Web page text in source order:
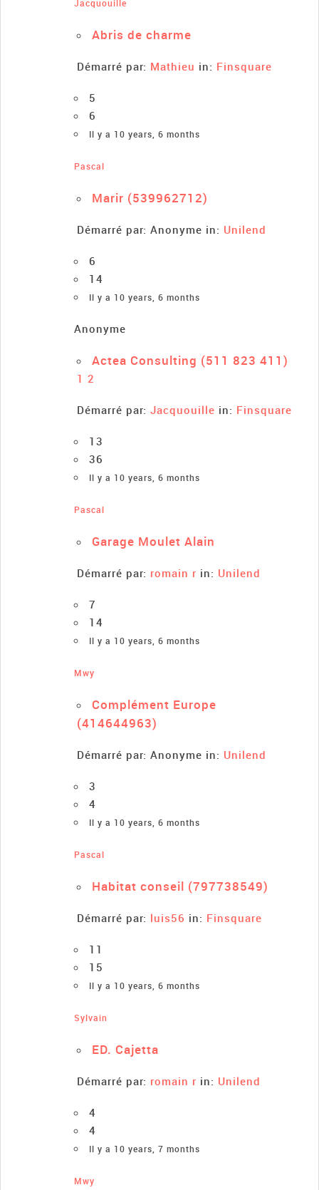
Jacquouille
Abris de charme
Démarré par: Mathieu in: Finsquare
5
6
Il y a 10 years, 6 months
Pascal
Marir (539962712)
Démarré par: Anonyme in: Unilend
6
14
Il y a 10 years, 6 months
Anonyme
Actea Consulting (511 823 411)
1 2
Démarré par: Jacquouille in: Finsquare
13
36
Il y a 10 years, 6 months
Pascal
Garage Moulet Alain
Démarré par: romain r in: Unilend
7
14
Il y a 10 years, 6 months
Mwy
Complément Europe
(414644963)
Démarré par: Anonyme in: Unilend
3
4
Il y a 10 years, 6 months
Pascal
Habitat conseil (797738549)
Démarré par: luis56 in: Finsquare
11
15
Il y a 10 years, 6 months
Sylvain
ED. Cajetta
Démarré par: romain r in: Unilend
4
4
Il y a 10 years, 7 months
Mwy